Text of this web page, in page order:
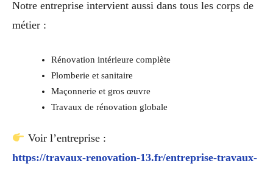
Notre entreprise intervient aussi dans tous les corps de
métier :
Rénovation intérieure complète
Plomberie et sanitaire
Maçonnerie et gros œuvre
Travaux de rénovation globale
Voir l’entreprise :
https://travaux-renovation-13.fr/entreprise-travaux-